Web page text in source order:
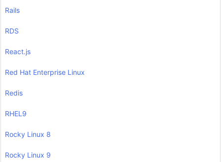
Rails
RDS
React.js
Red Hat Enterprise Linux
Redis
RHEL9
Rocky Linux 8
Rocky Linux 9